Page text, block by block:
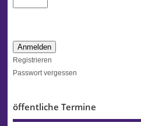
Anmelden
Registrieren
Passwort vergessen
öffentliche Termine